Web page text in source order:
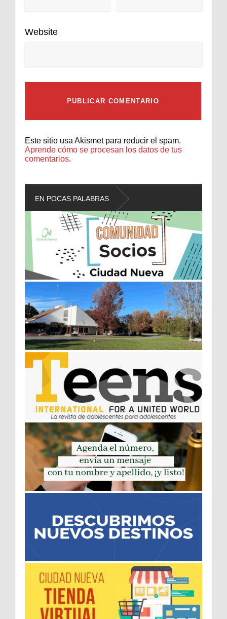
Website
Este sitio usa Akismet para reducir el spam.
Aprende cómo se procesan los datos de tus
comentarios.
EN POCAS PALABRAS